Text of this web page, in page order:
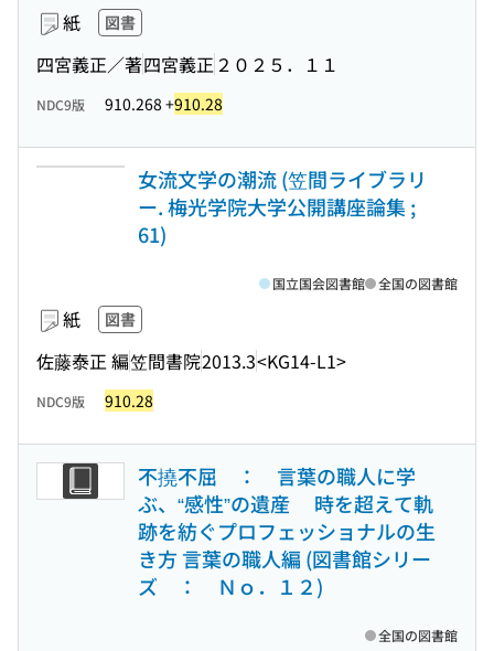
紙 図書
四宮義正／著四宮義正 ２０２５．１１
NDC9版 910.268 +910.28
女流文学の潮流 (笠間ライブラリ
ー. 梅光学院大学公開講座論集 ;
61)
紙 図書
佐藤泰正 編笠間書院2013.3<KG14-L1>
国立国会図書館 全国の図書館
NDC9版 910.28
不撓不屈 ： 言葉の職人に学
ぶ、“感性”の遺産 時を超えて軌
跡を紡ぐプロフェッショナルの生
き方 言葉の職人編 (図書館シリー
ズ ： Ｎｏ．１２)
全国の図書館